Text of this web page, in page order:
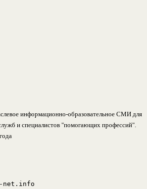
информационно-образовательное СМИ для
и специалистов "помогающих профессий".
net.info